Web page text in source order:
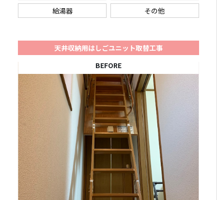
給湯器
その他
天井収納用はしごユニット取替工事